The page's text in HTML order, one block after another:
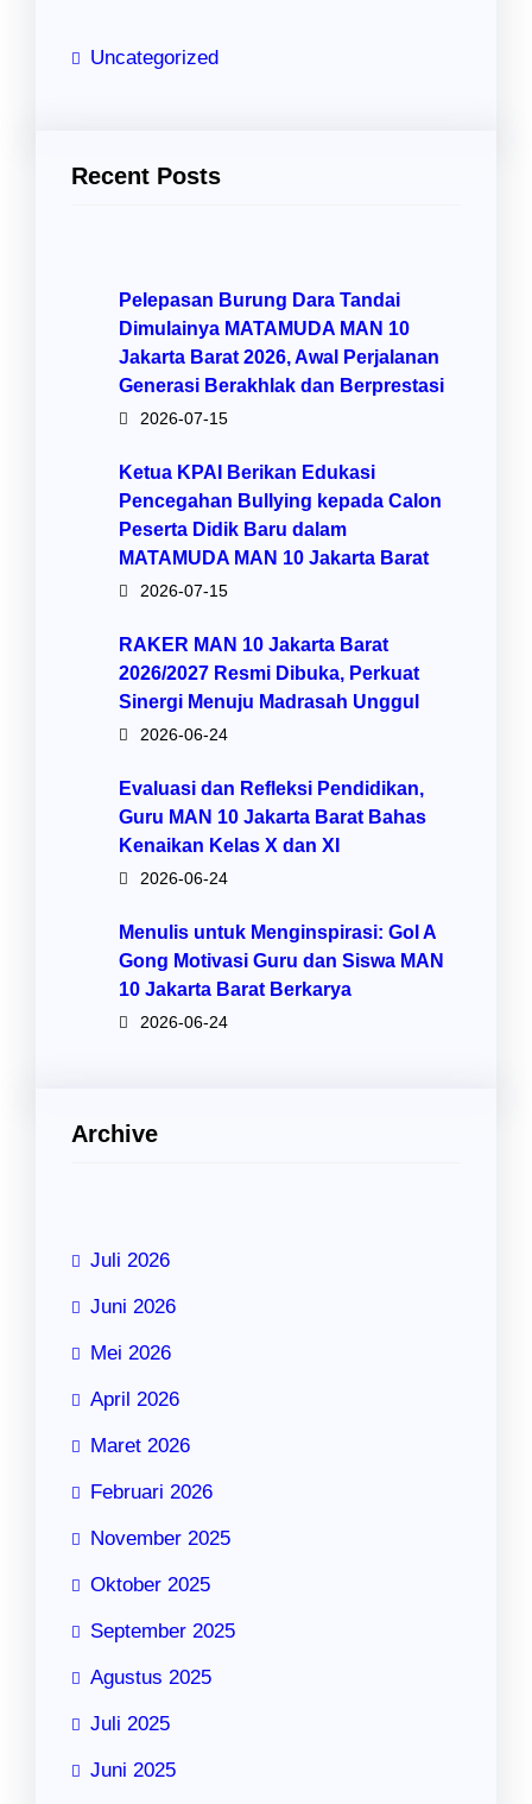
Uncategorized
Recent Posts
Pelepasan Burung Dara Tandai
Dimulainya MATAMUDA MAN 10
Jakarta Barat 2026, Awal Perjalanan
Generasi Berakhlak dan Berprestasi
2026-07-15
Ketua KPAI Berikan Edukasi
Pencegahan Bullying kepada Calon
Peserta Didik Baru dalam
MATAMUDA MAN 10 Jakarta Barat
2026-07-15
RAKER MAN 10 Jakarta Barat
2026/2027 Resmi Dibuka, Perkuat
Sinergi Menuju Madrasah Unggul
2026-06-24
Evaluasi dan Refleksi Pendidikan,
Guru MAN 10 Jakarta Barat Bahas
Kenaikan Kelas X dan XI
2026-06-24
Menulis untuk Menginspirasi: Gol A
Gong Motivasi Guru dan Siswa MAN
10 Jakarta Barat Berkarya
2026-06-24
Archive
Juli 2026
Juni 2026
Mei 2026
April 2026
Maret 2026
Februari 2026
November 2025
Oktober 2025
September 2025
Agustus 2025
Juli 2025
Juni 2025